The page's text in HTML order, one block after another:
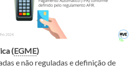
(EGME)
e não reguladas e definição de